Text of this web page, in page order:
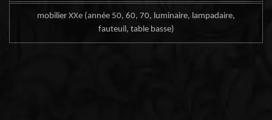
mobilier XXe (année 50, 60, 70, luminaire, lampadaire,
fauteuil, table basse)